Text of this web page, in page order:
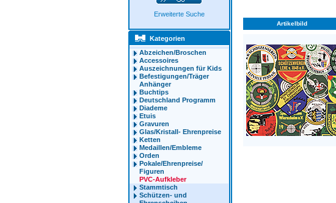
Erweiterte Suche
Kategorien
Abzeichen/Broschen
Accessoires
Auszeichnungen für Kids
Befestigungen/Träger
Anhänger
Buchtips
Deutschland Programm
Diademe
Etuis
Gravuren
Glas/Kristall- Ehrenpreise
Ketten
Medaillen/Embleme
Orden
Pokale/Ehrenpreise/
Figuren
PVC-Aufkleber
Stammtisch
Schützen- und
Artikelbild